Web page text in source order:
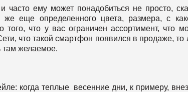
ему может понадобиться не просто,
еще определенного цвета, размера, с
что у вас ограничен ассортимент, что
что такой смартфон появился в продаже, то
там желаемое.
когда теплые весенние дни, к примеру,